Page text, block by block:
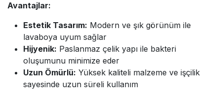
Avantajlar:
Estetik Tasarım: Modern ve şık görünüm ile
lavaboya uyum sağlar
Hijyenik: Paslanmaz çelik yapı ile bakteri
oluşumunu minimize eder
Uzun Ömürlü: Yüksek kaliteli malzeme ve işçilik
sayesinde uzun süreli kullanım